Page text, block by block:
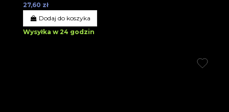
27,60 zł
Dodaj do koszyka
Wysyłka w 24 godzin